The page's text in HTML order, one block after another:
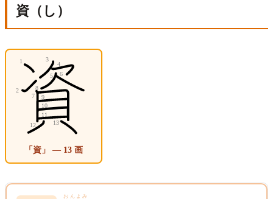
資（し）
「資」 — 13 画
おんよみ